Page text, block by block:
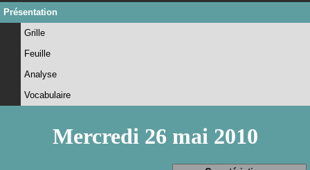
Présentation
Grille
Feuille
Analyse
Vocabulaire
Mercredi 26 mai 2010